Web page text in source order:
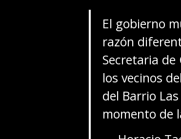
El gobierno
razón
Secretaria
los vecinos
del Barrio
momento de